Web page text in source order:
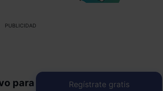
PUBLICIDAD
para
Regístrate gratis